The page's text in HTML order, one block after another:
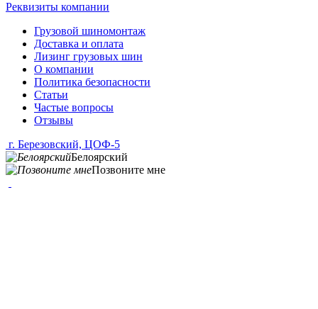
Реквизиты компании
Грузовой шиномонтаж
Доставка и оплата
Лизинг грузовых шин
О компании
Политика безопасности
Статьи
Частые вопросы
Отзывы
г. Березовский, ЦОФ-5
Белоярский
Позвоните мне